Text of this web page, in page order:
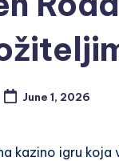
June 1, 2026
kazino igru koja